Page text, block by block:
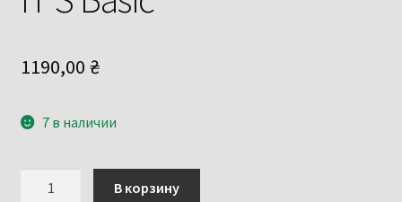
1190,00 ₴
7 в наличии
В корзину